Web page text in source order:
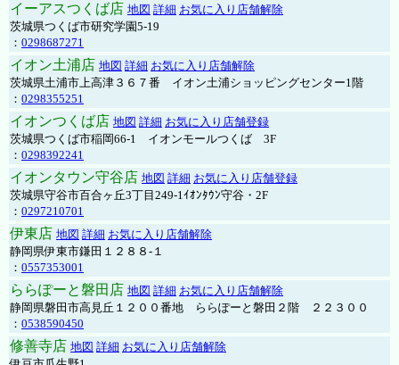
イーアスつくば店 地図 詳細 お気に入り店舗解除
茨城県つくば市研究学園5-19
： 0298687271
イオン土浦店 地図 詳細 お気に入り店舗解除
茨城県土浦市上高津３６７番 イオン土浦ショッピングセンター1階
： 0298355251
イオンつくば店 地図 詳細 お気に入り店舗登録
茨城県つくば市稲岡66-1 イオンモールつくば 3F
： 0298392241
イオンタウン守谷店 地図 詳細 お気に入り店舗登録
茨城県守谷市百合ヶ丘3丁目249-1ｲｵﾝﾀｳﾝ守谷・2F
： 0297210701
伊東店 地図 詳細 お気に入り店舗解除
静岡県伊東市鎌田１２８８-１
： 0557353001
ららぽーと磐田店 地図 詳細 お気に入り店舗解除
静岡県磐田市高見丘１２００番地 ららぽーと磐田２階 ２２３００
： 0538590450
修善寺店 地図 詳細 お気に入り店舗解除